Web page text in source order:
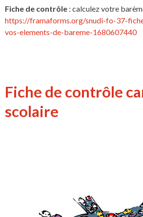
Fiche de contrôle : calculez votre
https://framaforms.org/snudi-fo-37-
vos-elements-de-bareme-1680607440
Fiche de contrôle
scolaire